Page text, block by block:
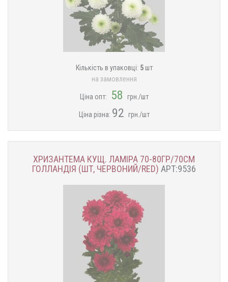
Кількість в упаковці: 5шт
на замовлення
Ціна опт: 58 грн./шт
Ціна різна: 92 грн./шт
ХРИЗАНТЕМА КУЩ. ЛАМІРА 70-80ГР/70СМ
ГОЛЛАНДІЯ (ШТ, ЧЕРВОНИЙ/RED) АРТ:9536